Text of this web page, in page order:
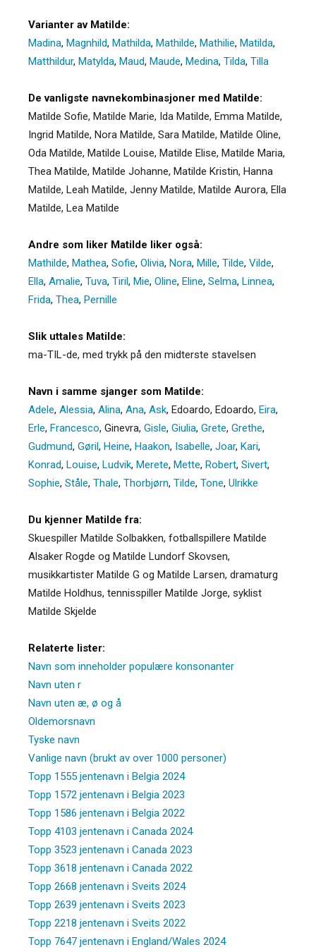
Varianter av Matilde:
Madina, Magnhild, Mathilda, Mathilde, Mathilie, Matilda,
Matthildur, Matylda, Maud, Maude, Medina, Tilda, Tilla
De vanligste navnekombinasjoner med Matilde:
Matilde Sofie, Matilde Marie, Ida Matilde, Emma Matilde,
Ingrid Matilde, Nora Matilde, Sara Matilde, Matilde Oline,
Oda Matilde, Matilde Louise, Matilde Elise, Matilde Maria,
Thea Matilde, Matilde Johanne, Matilde Kristin, Hanna
Matilde, Leah Matilde, Jenny Matilde, Matilde Aurora, Ella
Matilde, Lea Matilde
Andre som liker Matilde liker også:
Mathilde, Mathea, Sofie, Olivia, Nora, Mille, Tilde, Vilde,
Ella, Amalie, Tuva, Tiril, Mie, Oline, Eline, Selma, Linnea,
Frida, Thea, Pernille
Slik uttales Matilde:
ma-TIL-de, med trykk på den midterste stavelsen
Navn i samme sjanger som Matilde:
Adele, Alessia, Alina, Ana, Ask, Edoardo, Edoardo, Eira,
Erle, Francesco, Ginevra, Gisle, Giulia, Grete, Grethe,
Gudmund, Gøril, Heine, Haakon, Isabelle, Joar, Kari,
Konrad, Louise, Ludvik, Merete, Mette, Robert, Sivert,
Sophie, Ståle, Thale, Thorbjørn, Tilde, Tone, Ulrikke
Du kjenner Matilde fra:
Skuespiller Matilde Solbakken, fotballspillere Matilde
Alsaker Rogde og Matilde Lundorf Skovsen,
musikkartister Matilde G og Matilde Larsen, dramaturg
Matilde Holdhus, tennisspiller Matilde Jorge, syklist
Matilde Skjelde
Relaterte lister:
Navn som inneholder populære konsonanter
Navn uten r
Navn uten æ, ø og å
Oldemorsnavn
Tyske navn
Vanlige navn (brukt av over 1000 personer)
Topp 1555 jentenavn i Belgia 2024
Topp 1572 jentenavn i Belgia 2023
Topp 1586 jentenavn i Belgia 2022
Topp 4103 jentenavn i Canada 2024
Topp 3523 jentenavn i Canada 2023
Topp 3618 jentenavn i Canada 2022
Topp 2668 jentenavn i Sveits 2024
Topp 2639 jentenavn i Sveits 2023
Topp 2218 jentenavn i Sveits 2022
Topp 7647 jentenavn i England/Wales 2024